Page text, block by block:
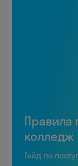
Правила
колледж
Гайд по